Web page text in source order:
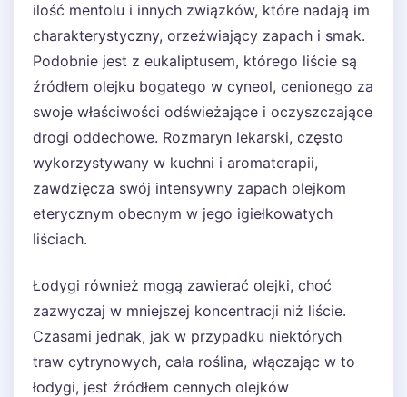
ilość mentolu i innych związków, które nadają im
charakterystyczny, orzeźwiający zapach i smak.
Podobnie jest z eukaliptusem, którego liście są
źródłem olejku bogatego w cyneol, cenionego za
swoje właściwości odświeżające i oczyszczające
drogi oddechowe. Rozmaryn lekarski, często
wykorzystywany w kuchni i aromaterapii,
zawdzięcza swój intensywny zapach olejkom
eterycznym obecnym w jego igiełkowatych
liściach.
Łodygi również mogą zawierać olejki, choć
zazwyczaj w mniejszej koncentracji niż liście.
Czasami jednak, jak w przypadku niektórych
traw cytrynowych, cała roślina, włączając w to
łodygi, jest źródłem cennych olejków